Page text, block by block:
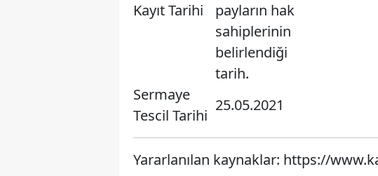
Kayıt Tarihi
payların hak
sahiplerinin
belirlendiği
tarih.
Sermaye
Tescil Tarihi
25.05.2021
Yararlanılan kaynaklar: https://